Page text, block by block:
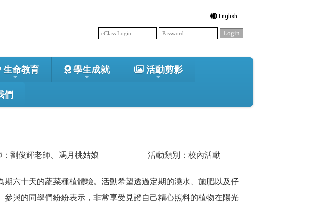
English
生命教育 學生成就 活動剪影
們
：劉俊輝老師、馮月桃姑娘 活動類別：校內活動
六十天的蔬菜種植體驗。活動希望透過定期的澆水、施肥以及仔
與的同學們紛紛表示，非常享受見證自己精心照料的植物在陽光